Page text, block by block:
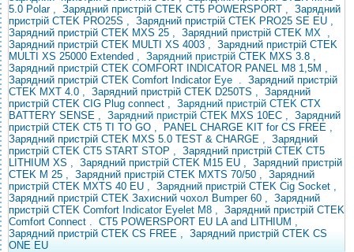
5.0 Polar , Зарядний пристрій CTEK CT5 POWERSPORT , Зарядний
пристрій CTEK PRO25S , Зарядний пристрій CTEK PRO25 SE EU ,
Зарядний пристрій CTEK MXS 25 , Зарядний пристрій CTEK MX ,
Зарядний пристрій CTEK MULTI XS 4003 , Зарядний пристрій CTEK
MULTI XS 25000 Extended , Зарядний пристрій CTEK MXS 3.8 ,
Зарядний пристрій CTEK COMFORT INDICATOR PANEL M8 1,5M ,
Зарядний пристрій CTEK Comfort Indicator Eye . Зарядний пристрій
CTEK MXT 4.0 , Зарядний пристрій CTEK D250TS , Зарядний
пристрій CTEK CIG Plug connect , Зарядний пристрій CTEK CTX
BATTERY SENSE , Зарядний пристрій CTEK MXS 10EC , Зарядний
пристрій CTEK CT5 TI TO GO , PANEL CHARGE KIT for CS FREE ,
Зарядний пристрій CTEK MXS 5.0 TEST & CHARGE , Зарядний
пристрій CTEK CT5 START STOP , Зарядний пристрій CTEK CT5
LITHIUM XS , Зарядний пристрій CTEK M15 EU , Зарядний пристрій
CTEK M 25 , Зарядний пристрій CTEK MXTS 70/50 , Зарядний
пристрій CTEK MXTS 40 EU , Зарядний пристрій CTEK Cig Socket ,
Зарядний пристрій CTEK Захисний чохол Bumper 60 , Зарядний
пристрій CTEK Comfort Indicator Eyelet M8 , Зарядний пристрій CTEK
Comfort Connect . CT5 POWERSPORT EU LA and LITHIUM ,
Зарядний пристрій CTEK CS FREE , Зарядний пристрій CTEK CS
ONE EU